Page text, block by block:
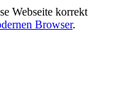
Webseite korrekt
Browser.